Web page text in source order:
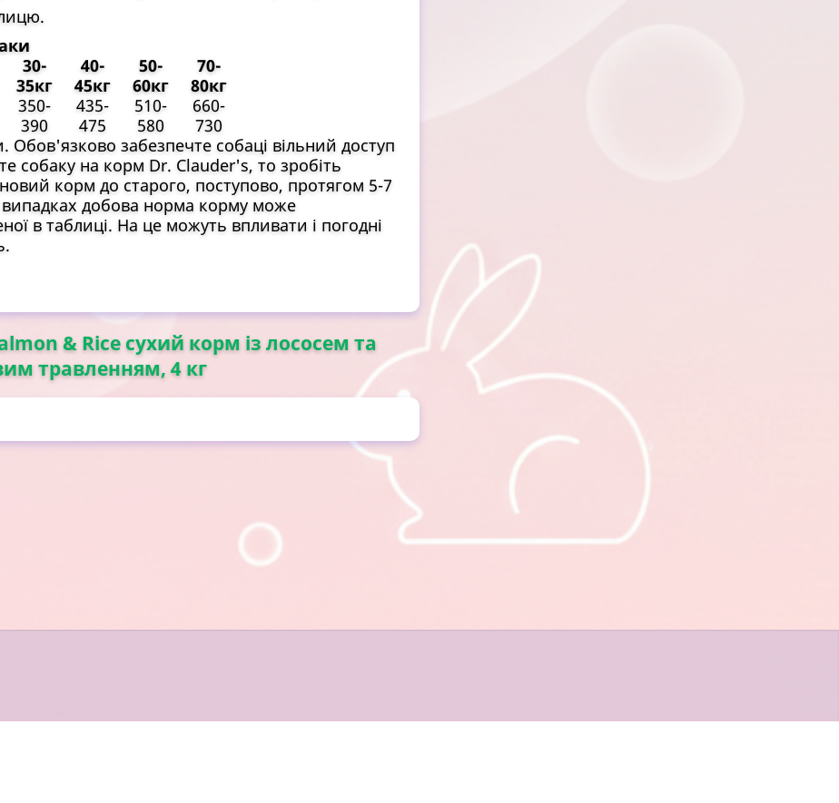
30-
35кг
40-
45кг
50-
60кг
70-
80кг
350-
390
435-
475
510-
580
660-
730
забезпечте собаці вільний доступ
собаку на корм Dr. Clauder's, то зробіть
корм до старого, поступово, протягом 5-7
випадках добова норма корму може
в таблиці. На це можуть впливати і погодні
& Rice сухий корм із лососем та
травленням, 4 кг